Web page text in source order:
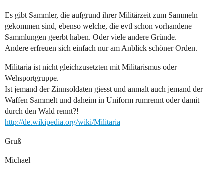
Es gibt Sammler, die aufgrund ihrer Militärzeit zum Sammeln
gekommen sind, ebenso welche, die evtl schon vorhandene
Sammlungen geerbt haben. Oder viele andere Gründe.
Andere erfreuen sich einfach nur am Anblick schöner Orden.
Militaria ist nicht gleichzusetzten mit Militarismus oder
Wehsportgruppe.
Ist jemand der Zinnsoldaten giesst und anmalt auch jemand der
Waffen Sammelt und daheim in Uniform rumrennt oder damit
durch den Wald rennt?!
http://de.wikipedia.org/wiki/Militaria
Gruß
Michael